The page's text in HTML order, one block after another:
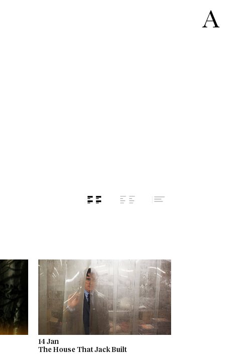
14 Jan
The House That Jack Built